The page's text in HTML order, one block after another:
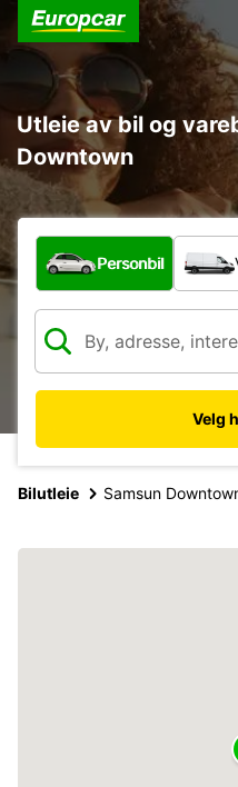
Utleie av bil og
Downtown
Hvilken type bil?
Personbil
Velg
Bilutleie Samsun